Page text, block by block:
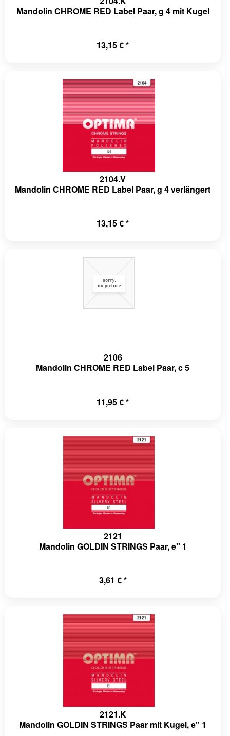
Mandolin CHROME RED Label Paar, g 4 mit Kugel
13,15 € *
2104.V
Mandolin CHROME RED Label Paar, g 4 verlängert
13,15 € *
2106
Mandolin CHROME RED Label Paar, c 5
11,95 € *
2121
Mandolin GOLDIN STRINGS Paar, e'' 1
3,61 € *
2121.K
Mandolin GOLDIN STRINGS Paar mit Kugel, e'' 1